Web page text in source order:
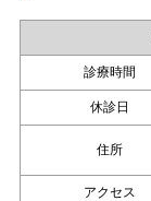
診療時間
休診日
住所
アクセス